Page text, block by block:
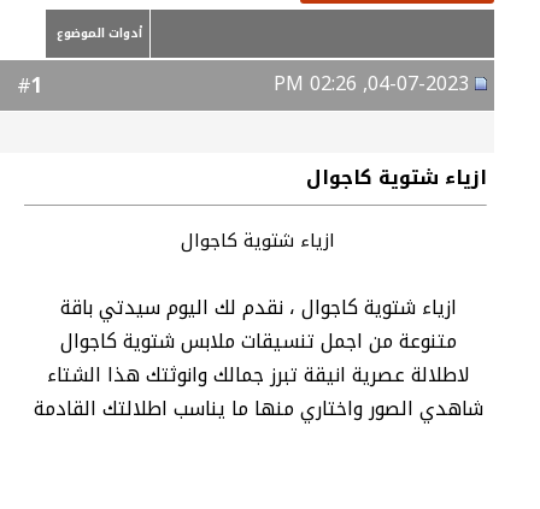
أدوات الموضوع
1
ازياء شتوية كاجوال
ازياء شتوية كاجوال
ازياء شتوية كاجوال ، نقدم لك اليوم سيدتي باقة
متنوعة من اجمل تنسيقات ملابس شتوية كاجوال
لاطلالة عصرية انيقة تبرز جمالك وانوثتك هذا الشتاء
شاهدي الصور واختاري منها ما يناسب اطلالتك القادمة